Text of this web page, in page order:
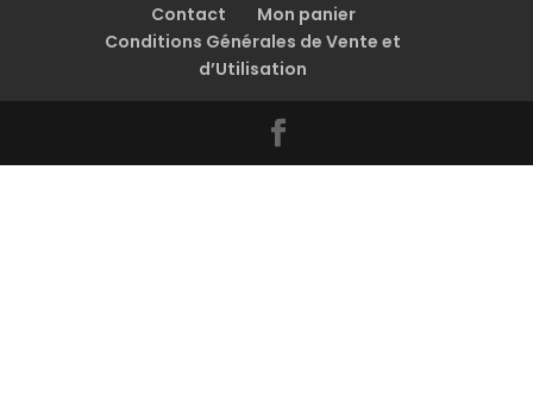
Contact
Mon panier
Conditions Générales de Vente et
d’Utilisation